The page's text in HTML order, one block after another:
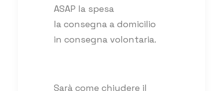
ASAP la spesa
la consegna a domicilio
in consegna volontaria.
Sarà come chiudere il